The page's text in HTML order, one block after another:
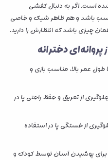
است. اگر به دنبال کفشی
باشد و هم ظاهر شیک و خاصی
چیزی باشد که انتظارش را دارید.
دخترانه
عمر بالا، مناسب بازی و
از تعریق و حفظ راحتی پا در
از خستگی پا در استفاده
پوشیدن آسان توسط کودک و